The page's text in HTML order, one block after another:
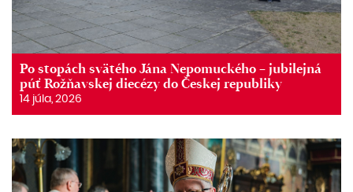
Po stopách svätého Jána Nepomuckého – jubilejná
púť Rožňavskej diecézy do Českej republiky
14 júla, 2026